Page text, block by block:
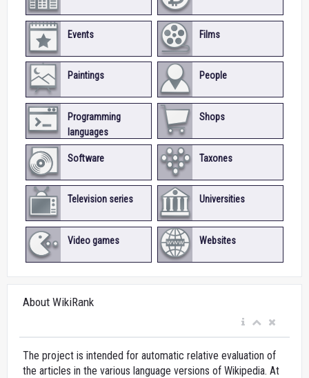
Events Films
Paintings People
Programming
languages
Shops
Software Taxones
Television series Universities
Video games Websites
About WikiRank
The project is intended for automatic relative evaluation of
the articles in the various language versions of Wikipedia. At